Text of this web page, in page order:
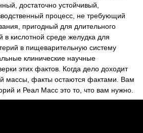
достаточно устойчивый,
процесс, не требующий
пригодный для длительного
кислотной среде желудка для
в пищеварительную систему
клинические научные
этих фактов. Когда дело доходит
массы, факты остаются фактами. Вам
и Реал Масс это то, что вам нужно.